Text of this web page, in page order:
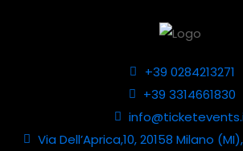
+39 0284213271
+39 3314661830
Via Dell’Aprica,10, 20158 Milano